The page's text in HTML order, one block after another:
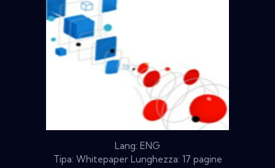
Lang: ENG
Tipa: Whitepaper Lunghezza: 17 pagine